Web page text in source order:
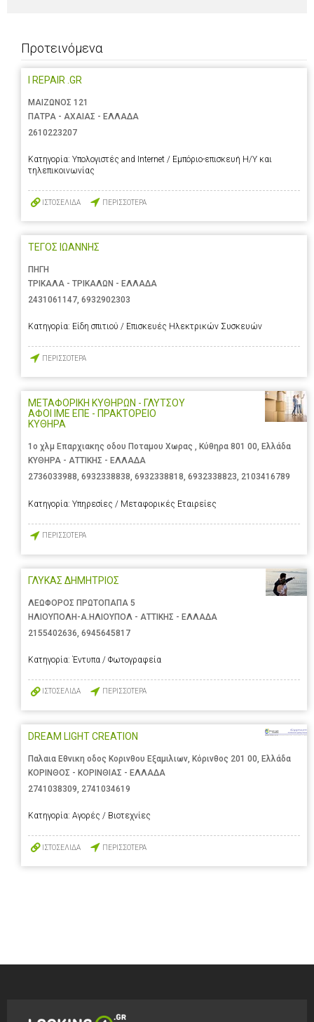
Προτεινόμενα
I REPAIR .GR
ΜΑΙΖΩΝΟΣ 121
ΠΑΤΡΑ - ΑΧΑΙΑΣ - ΕΛΛΑΔΑ
2610223207
Κατηγορία: Υπολογιστές and Internet / Εμπόριο-επισκευή Η/Υ και
τηλεπικοινωνίας
ΙΣΤΟΣΕΛΙΔΑ ΠΕΡΙΣΣΟΤΕΡΑ
ΤΕΓΟΣ ΙΩΑΝΝΗΣ
ΠΗΓΗ
ΤΡΙΚΑΛΑ - ΤΡΙΚΑΛΩΝ - ΕΛΛΑΔΑ
2431061147, 6932902303
Κατηγορία: Είδη σπιτιού / Επισκευές Ηλεκτρικών Συσκευών
ΠΕΡΙΣΣΟΤΕΡΑ
ΜΕΤΑΦΟΡΙΚΗ ΚΥΘΗΡΩΝ - ΓΛΥΤΣΟΥ
ΑΦΟΙ ΙΜΕ ΕΠΕ - ΠΡΑΚΤΟΡΕΙΟ
ΚΥΘΗΡΑ
1ο χλμ Επαρχιακης οδου Ποταμου Χωρας , Κύθηρα 801 00, Ελλάδα
ΚΥΘΗΡΑ - ΑΤΤΙΚΗΣ - ΕΛΛΑΔΑ
2736033988, 6932338838, 6932338818, 6932338823, 2103416789
Κατηγορία: Υπηρεσίες / Μεταφορικές Εταιρείες
ΠΕΡΙΣΣΟΤΕΡΑ
ΓΛΥΚΑΣ ΔΗΜΗΤΡΙΟΣ
ΛΕΩΦΟΡΟΣ ΠΡΩΤΟΠΑΠΑ 5
ΗΛΙΟΥΠΟΛΗ-Α.ΗΛΙΟΥΠΟΛ - ΑΤΤΙΚΗΣ - ΕΛΛΑΔΑ
2155402636 6945645817
Κατηγορία: Έντυπα / Φωτογραφεία
ΙΣΤΟΣΕΛΙΔΑ ΠΕΡΙΣΣΟΤΕΡΑ
DREAM LIGHT CREATION
Παλαια Εθνικη οδος Κορινθου Εξαμιλιων, Κόρινθος 201 00, Ελλάδα
ΚΟΡΙΝΘΟΣ - ΚΟΡΙΝΘΙΑΣ - ΕΛΛΑΔΑ
2741038309, 2741034619
Κατηγορία: Αγορές / Βιοτεχνίες
ΙΣΤΟΣΕΛΙΔΑ ΠΕΡΙΣΣΟΤΕΡΑ